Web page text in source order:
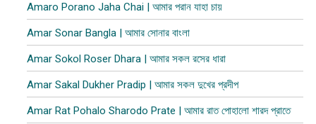
Amaro Porano Jaha Chai | আমার পরান যাহা চায়
Amar Sonar Bangla | আমার সোনার বাংলা
Amar Sokol Roser Dhara | আমার সকল রসের ধারা
Amar Sakal Dukher Pradip | আমার সকল দুখের প্রদীপ
Amar Rat Pohalo Sharodo Prate | আমার রাত পোহালো শারদ প্রাতে